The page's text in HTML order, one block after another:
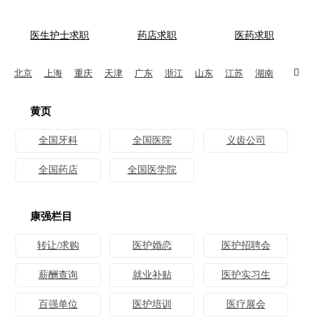
医生护士求职 药店求职 医药求职
北京 上海 重庆 天津 广东 浙江 山东 江苏 湖南 福建

黄页
全国牙科 全国医院 义齿公司
全国药店 全国医学院
康强栏目
转让/求购 医护婚恋 医护招聘会
薪酬查询 就业补贴 医护实习生
百强单位 医护培训 医疗展会